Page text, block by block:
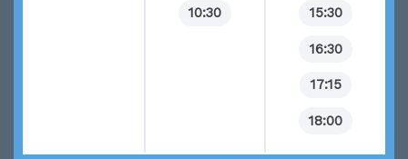
10:30 15:30
16:30
17:15
18:00